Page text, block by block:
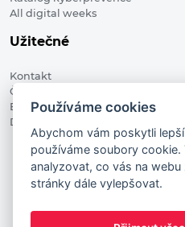
All digital weeks
Užitečné
Kontakt
Členské organizace
Blog
Digitalizace ve vzdělávání
DigiKoalice 2021.
Vstup do
This project has received
Commission Innovation and
Používáme cookies
Abychom vám poskytli
používáme soubory cookie.
analyzovat, co vás na
stránky dále vylepšovat.